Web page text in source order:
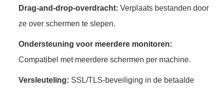
Drag-and-drop-overdracht: Verplaats bestanden door
ze over schermen te slepen.
Ondersteuning voor meerdere monitoren:
Compatibel met meerdere schermen per machine.
Versleuteling: SSL/TLS-beveiliging in de betaalde